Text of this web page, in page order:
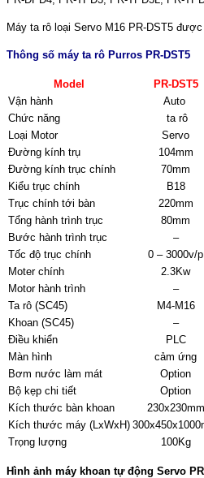
Máy ta rô loại Servo M16 PR-DST5
Thông số máy ta rô Purros PR-DST5
Model
PR-DST5
Vận hành
Auto
Chức năng
ta rô
Loại Motor
Servo
Đường kính trụ
104mm
Đường kính trục chính
70mm
Kiểu trục chính
B18
Trục chính tới bàn
220mm
Tổng hành trình trục
80mm
Bước hành trình trục
–
Tốc độ trục chính
0 – 3000v/p
Moter chính
2.3Kw
Motor hành trình
–
Ta rô (SC45)
M4-M16
Khoan (SC45)
–
Điều khiển
PLC
Màn hình
cảm ứng
Bơm nước làm mát
Option
Bộ kẹp chi tiết
Option
Kích thước bàn khoan
230x230mm
Kích thước máy (LxWxH)
Trọng lượng
100Kg
Hình ảnh máy khoan tự động Servo